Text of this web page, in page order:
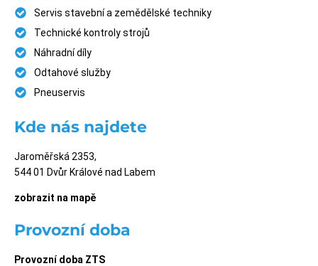
Servis stavební a zemědělské techniky
Technické kontroly strojů
Náhradní díly
Odtahové služby
Pneuservis
Kde nás najdete
Jaroměřská 2353,
544 01 Dvůr Králové nad Labem
zobrazit na mapě
Provozní doba
Provozní doba ZTS